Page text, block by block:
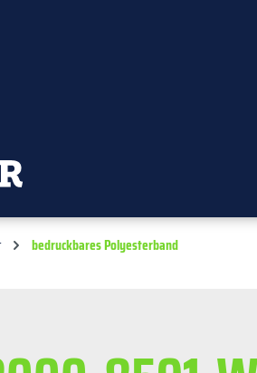
springen
bedruckbares Polyesterband